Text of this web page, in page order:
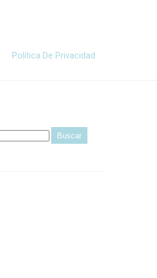
Política De Privacidad